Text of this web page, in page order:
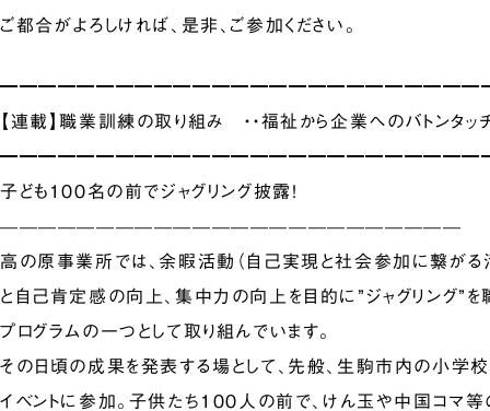
ご都合がよろしければ、是非、ご参加ください。
【連載】職業訓練の取り組み ・・福祉から企業へのバトンタッ
子ども100名の前でジャグリング披露！
————————————————————————
高の原事業所では、余暇活動（自己実現と社会参加に繋がる
と自己肯定感の向上、集中力の向上を目的に”ジャグリング”
プログラムの一つとして取り組んでいます。
その日頃の成果を発表する場として、先般、生駒市内の小学
イベントに参加。子供たち100人の前で、けん玉や中国コマ等